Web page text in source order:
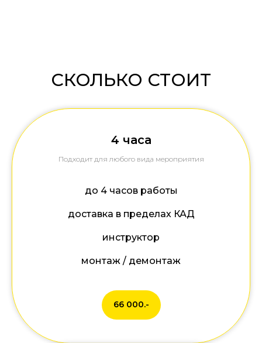
СКОЛЬКО СТОИТ
4 часа
Подходит для любого вида мероприятия
до 4 часов работы
доставка в пределах КАД
инструктор
монтаж / демонтаж
66 000.-